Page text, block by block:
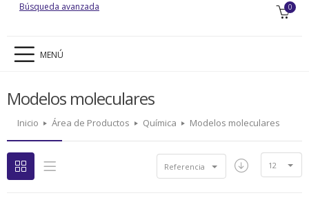
Búsqueda avanzada 0
MENÚ
Modelos moleculares
Inicio Área de Productos Química Modelos moleculares
12
Referencia